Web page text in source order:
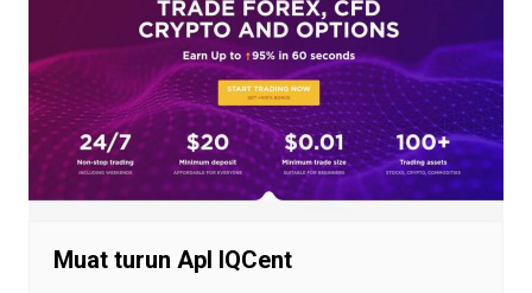
Muat turun Apl IQCent